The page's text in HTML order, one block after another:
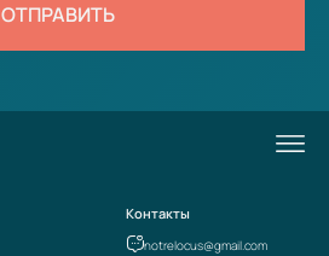
ОТПРАВИТЬ
Контакты
notrelocus@gmail.com